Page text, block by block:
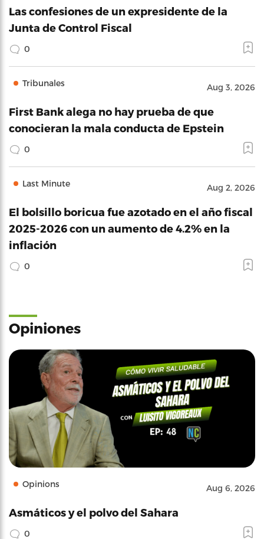
Las confesiones de un expresidente de la
Junta de Control Fiscal
0
Tribunales Aug 3, 2026
First Bank alega no hay prueba de que
conocieran la mala conducta de Epstein
0
Last Minute Aug 2, 2026
El bolsillo boricua fue azotado en el año fiscal
2025-2026 con un aumento de 4.2% en la
inflación
0
Opiniones
Opinions Aug 6, 2026
Asmáticos y el polvo del Sahara
0